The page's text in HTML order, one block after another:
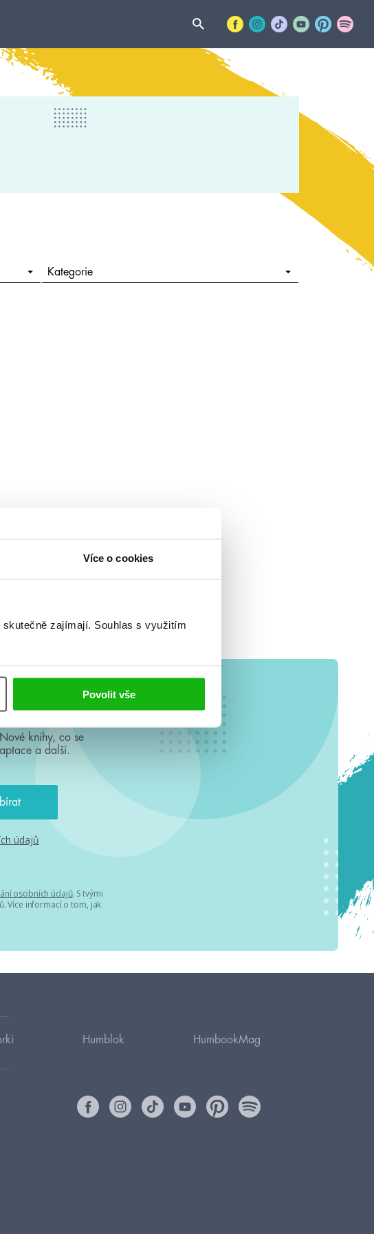
Více o cookies
skutečně zajímají. Souhlas s využitím
Povolit vše
Kategorie
knihy, co se
a další.
údajů
osobních údajů. S tvými
Více informací o tom, jak
Humblok HumbookMag